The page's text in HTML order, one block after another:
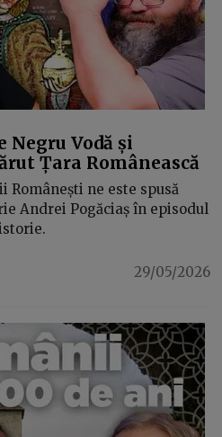
Negru Vodă și
Țara Românească
Românești ne este spusă
Andrei Pogăciaș în episodul
29/05/2026